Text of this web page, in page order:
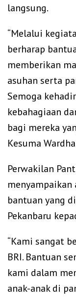
langsung.
“Melalui
berharap
memberikan
asuhan serta
Semoga
kebahagiaan
bagi mereka
Kesuma
Perwakilan
bantuan yang
Pekanbaru
“Kami sangat
BRI. Bantuan
kami dalam
anak-anak di